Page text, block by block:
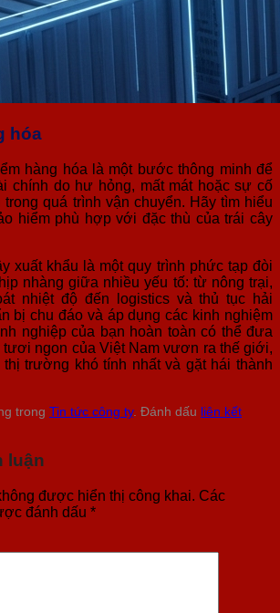
hóa
hàng hóa là một bước thông minh để
chính do hư hỏng, mất mát hoặc sự cố
trong quá trình vận chuyển. Hãy tìm hiểu
hiểm phù hợp với đặc thù của trái cây
xuất khẩu là một quy trình phức tạp đòi
nhàng giữa nhiều yếu tố: từ nông trại,
nhiệt độ đến logistics và thủ tục hải
bị chu đáo và áp dụng các kinh nghiệm
nghiệp của bạn hoàn toàn có thể đưa
tươi ngon của Việt Nam vươn ra thế giới,
trường khó tính nhất và gặt hái thành
trong Tin tức công ty. Đánh dấu liên kết
luận
được hiển thị công khai. Các
đánh dấu *